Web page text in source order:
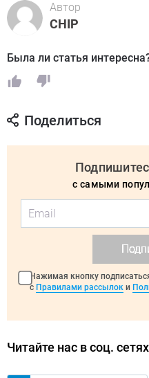
Автор
CHIP
Была ли статья
Поделиться
с самыми
Нажимая кнопку
с Правилами рассылок и
Читайте нас в соц. сетях